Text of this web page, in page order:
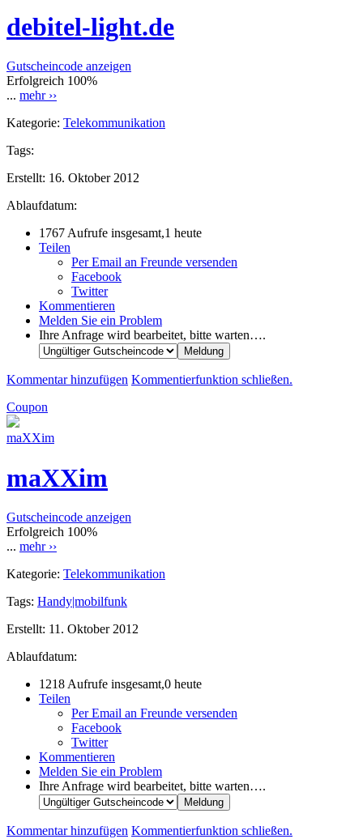
debitel-light.de
Gutscheincode anzeigen
Erfolgreich 100%
... mehr ››
Kategorie: Telekommunikation
Tags:
Erstellt: 16. Oktober 2012
Ablaufdatum:
1767 Aufrufe insgesamt,1 heute
Teilen
Per Email an Freunde versenden
Facebook
Twitter
Kommentieren
Melden Sie ein Problem
Ihre Anfrage wird bearbeitet, bitte warten….
Kommentar hinzufügen Kommentierfunktion schließen.
Coupon
maXXim
maXXim
Gutscheincode anzeigen
Erfolgreich 100%
... mehr ››
Kategorie: Telekommunikation
Tags: Handy|mobilfunk
Erstellt: 11. Oktober 2012
Ablaufdatum:
1218 Aufrufe insgesamt,0 heute
Teilen
Per Email an Freunde versenden
Facebook
Twitter
Kommentieren
Melden Sie ein Problem
Ihre Anfrage wird bearbeitet, bitte warten….
Kommentar hinzufügen Kommentierfunktion schließen.